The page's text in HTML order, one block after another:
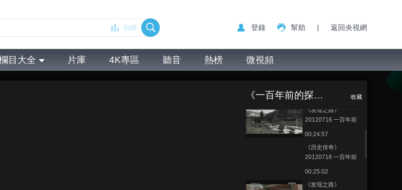
熱榜 登錄 幫助 | 返回央視網
目大全 片庫 4K專區 聽音 熱榜 微視頻
《一百年前的探险日记》 收藏
第四集 沙埋宝藏（下）
《历史传奇》
的探险日记 第十集 老
城记忆（下）
00:24:17
《发现之路》
20120716 一百年前
00:24:57
《历史传奇》
20120716 一百年前
00:25:02
《发现之路》